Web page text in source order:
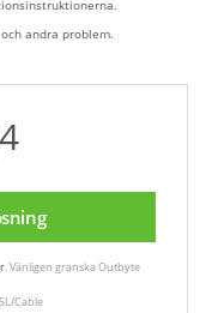
andra problem.
. Vänligen granska Outbyte
Cable